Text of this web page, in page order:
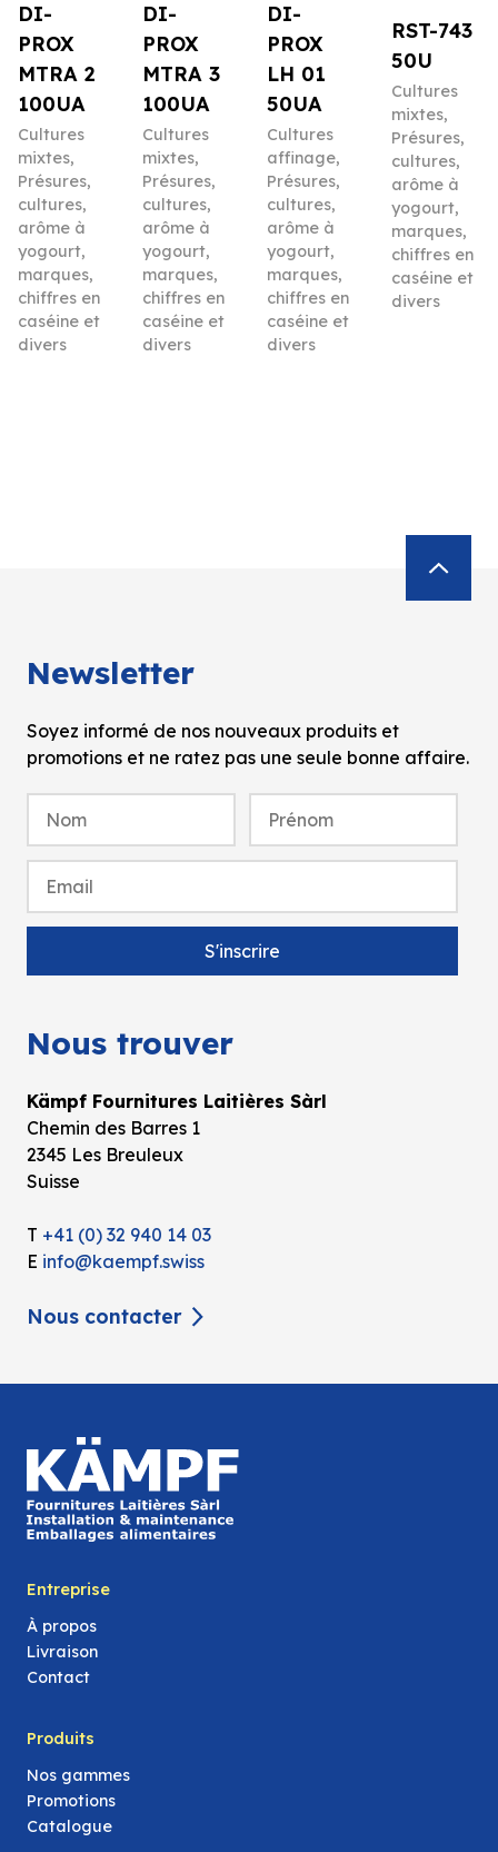
DI-
PROX
MTRA 2
100UA
Cultures
mixtes,
Présures,
cultures,
arôme à
yogourt,
marques,
chiffres en
caséine et
divers
DI-
PROX
MTRA 3
100UA
Cultures
mixtes,
Présures,
cultures,
arôme à
yogourt,
marques,
chiffres en
caséine et
divers
DI-
PROX
LH 01
50UA
Cultures
affinage,
Présures,
cultures,
arôme à
yogourt,
marques,
chiffres en
caséine et
divers
RST-743
50U
Cultures
mixtes,
Présures,
cultures,
arôme à
yogourt,
marques,
chiffres en
caséine et
divers
Newsletter
Soyez informé de nos nouveaux produits et
promotions et ne ratez pas une seule bonne affaire.
Nous trouver
Kämpf Fournitures Laitières Sàrl
Chemin des Barres 1
2345 Les Breuleux
Suisse
T +41 (0) 32 940 14 03
E info@kaempf.swiss
Nous contacter
Entreprise
À propos
Livraison
Contact
Produits
Nos gammes
Promotions
Catalogue